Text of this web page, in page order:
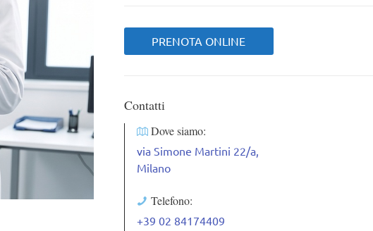
PRENOTA ONLINE
Contatti
Dove siamo:
via Simone Martini 22/a,
Milano
Telefono:
+39 02 84174409